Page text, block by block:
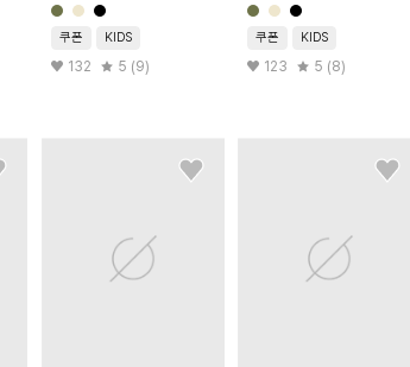
쿠폰 KIDS
132 5 (9)
쿠폰 KIDS
123 5 (8)